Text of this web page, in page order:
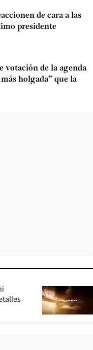
de cara a las
presidente
votación de la agenda
holgada” que la